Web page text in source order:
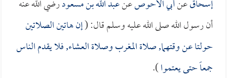
إسحاقعنأبي الأحوصعنعبد الله بن مسعودرضي الله عنه
أن رسول الله صلى الله عليه وسلم قال: (إن هاتين الصلاتين
حولتا عن وقتهما, صلاة المغرب وصلاة العشاء, فلا يقدم الناس
جمعاً حتى يعتموا).